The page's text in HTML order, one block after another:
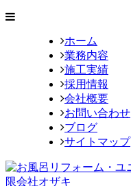
ホーム
業務内容
施工実績
採用情報
会社概要
お問い合わせ
ブログ
サイトマップ